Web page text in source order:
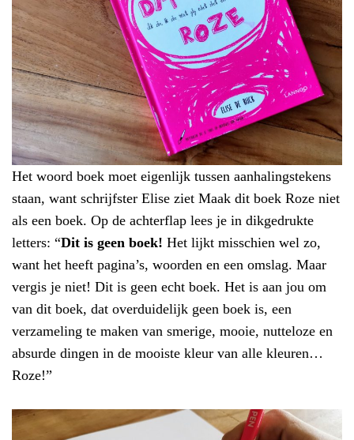
Het woord boek moet eigenlijk tussen aanhalingstekens
staan, want schrijfster Elise ziet Maak dit boek Roze niet
als een boek. Op de achterflap lees je in dikgedrukte
letters: “Dit is geen boek! Het lijkt misschien wel zo,
want het heeft pagina’s, woorden en een omslag. Maar
vergis je niet! Dit is geen echt boek. Het is aan jou om
van dit boek, dat overduidelijk geen boek is, een
verzameling te maken van smerige, mooie, nutteloze en
absurde dingen in de mooiste kleur van alle kleuren…
Roze!”